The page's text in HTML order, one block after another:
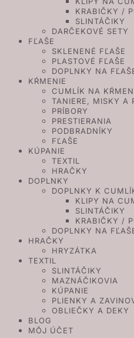
KRABIČKY /
SLINTÁČIKY
DARČEKOVÉ SETY
FĽAŠE
SKLENENÉ FĽAŠE
PLASTOVÉ FĽAŠE
DOPLNKY NA
KŔMENIE
CUMLÍK NA
TANIERE, MISKY A
PRÍBORY
PRESTIERANIA
PODBRADNÍKY
FĽAŠE
KÚPANIE
TEXTIL
HRAČKY
DOPLNKY
DOPLNKY K
KLIPY NA
SLINTÁČIKY
KRABIČKY /
DOPLNKY NA
HRAČKY
HRYZÁTKA
TEXTIL
SLINTÁČIKY
MAZNÁČIKOVIA
KÚPANIE
PLIENKY A
OBLIEČKY A DEKY
BLOG
MÔJ ÚČET